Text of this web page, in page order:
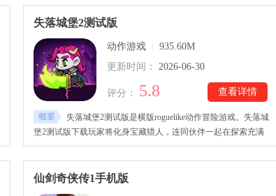
戏玩法丰富，包括4人巢穴、地狱难度、随机地下城与世界
BOSS、PVP竞技、攻城战与多人乱斗等，同时提供战士、魔法
失落城堡2测试版
动作游戏
935.60M
更新时间：
2026-06-30
查看详情
评分： 5.8
概要
失落城堡2测试版是横版roguelike动作冒险游戏。失落城
堡2测试版下载玩家将化身宝藏猎人，连同伙伴一起在探索充满
危险的黑城堡，获取宝藏效果和武器、防具等，击败boss，通过
每个关卡。失落城堡2测试版拥有超过200种武器与防具、140种
随机被动宝藏效果，乱斗模式自由，展现炫酷的战斗技能，为玩
仙剑奇侠传1手机版